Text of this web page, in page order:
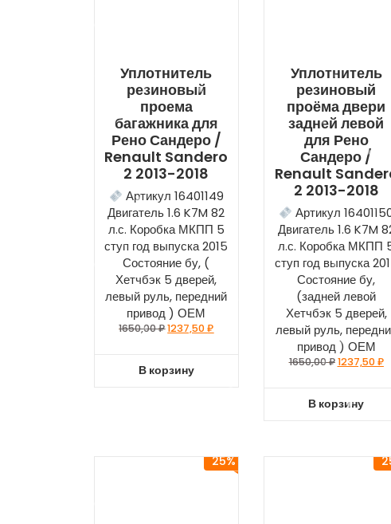
Уплотнитель
резиновый
проема
багажника для
Рено Сандеро /
Renault Sandero
2 2013-2018
Артикул 16401149
Двигатель 1.6 K7M 82
л.с. Коробка МКПП 5
ступ год выпуска 2015
Состояние бу, (
Хетчбэк 5 дверей,
левый руль, передний
привод ) ОЕМ
1650,00₽1237,50₽
В корзину
Уплотнитель
резиновый
проёма двери
задней левой
для Рено
Сандеро /
Renault
2 2013-2018
Артикул
Двигатель 1.6 K7M
л.с. Коробка МКПП
ступ год выпуска
Состояние бу,
(задней левой
Хетчбэк 5 дверей,
левый руль,
привод ) ОЕМ
1650,00₽1237,50₽
В корзину
25%